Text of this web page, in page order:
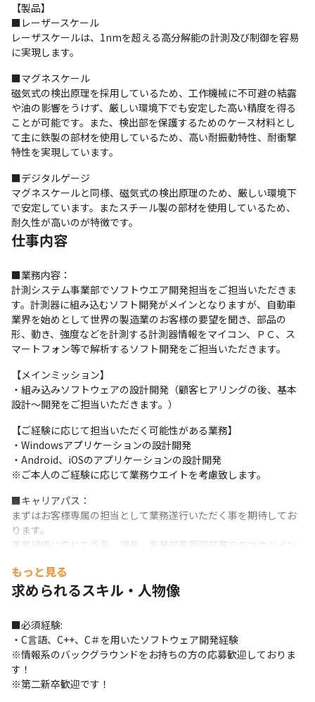
【製品】
■レーザースケール
レーザスケールは、1nmを超える高分解能の計測及び制御を容易
に実現します。
■マグネスケール
磁気式の検出原理を採用しているため、工作機械に不可避の結露
や油の影響をうけず、厳しい環境下でも安定した高い精度を得る
ことが可能です。また、検出部を保護するためのケース材料とし
て主に鉄製の部材を使用しているため、高い耐振動特性、耐衝撃
特性を実現しています。
■デジタルゲージ
マグネスケールと同様、磁気式の検出原理のため、厳しい環境下
で安定しています。またスチール製の部材を使用しているため、
耐久性が高いのが特徴です。
仕事内容
■業務内容：
計測システム事業部でソフトウエア開発担当をご担当いただきま
す。計測器に組み込むソフト開発がメインとなりますが、自動車
業界を始めとして世界の製造業のお客様の要望を聞き、部品の
形、動き、強度などを計測する計測器情報をマイコン、ＰＣ、ス
マートフォン等で解析するソフト開発をご担当いただきます。
【メインミッション】
・組み込みソフトウェアの設計開発（顧客ヒアリングの後、基本
設計～開発をご担当いただきます。）
【ご経験に応じて担当いただく可能性がある業務】
・Windowsアプリケーションの設計開発
・Android、iOSのアプリケーションの設計開発
※ご本人のご経験に応じて業務ウエイトを考慮致します。
■キャリアパス：
まずはお客様専属の担当として業務遂行いただく事を期待してお
ります。
事業規模に応じて係長、課長、事業部長等同部署でのマネジメン
■配属組織：（2023年10月時点）
部長1名、副部長1名、課長1名、係長2名(計5名、部全体で7名)
■福利厚生と就業環境：
給与制度、福利厚生制度は親会社であるDMG森精機と同水準。
住宅手当等も用意しております。年間休日も121日に加え、9日以
上の長期休暇が3回あること、有給休暇もメンバークラスは20日間
もっと見る
求められるスキル・人物像
■必須経験:
・C言語、C++、C＃を用いたソフトウェア開発経験
※情報系のバックグラウンドをお持ちの方の応募歓迎しておりま
す！
※第二新卒歓迎です！